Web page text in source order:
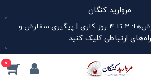
مروارید کنگان
آماده‌سازی سفارش‌ها: ۳ تا ۴ روز کاری | پیگیری سفارش و
راه‌های ارتباطی کلیک کنید
0